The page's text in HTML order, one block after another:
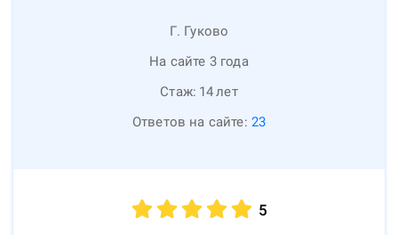
Г. Гуково
На сайте 3 года
Стаж: 14лет
Ответов на сайте: 23
5